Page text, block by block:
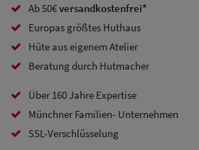
Trucker
Caps
Sale: Caps
mit
Ohrenschutz
Ab 50€versandkostenfrei*
Europas größtes Huthaus
Hüte aus eigenem Atelier
Beratung durch Hutmacher
Über 160 Jahre Expertise
Münchner Familien- Unternehmen
SSL-Verschlüsselung